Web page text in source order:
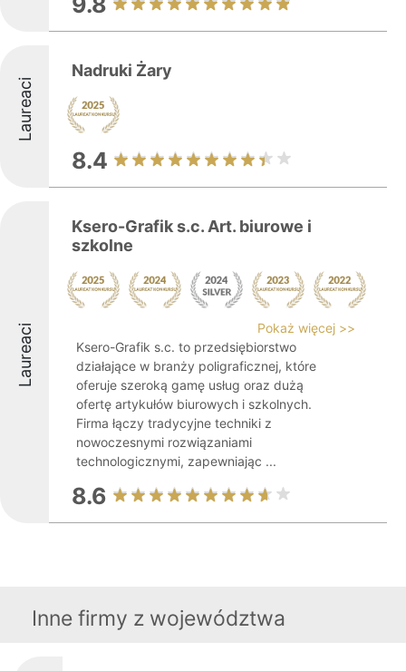
Laureaci
Nadruki Żary
8.4
Laureaci
Ksero-Grafik s.c. Art. biurowe i
szkolne
Pokaż więcej >>
Ksero-Grafik s.c. to przedsiębiorstwo
działające w branży poligraficznej, które
oferuje szeroką gamę usług oraz dużą
ofertę artykułów biurowych i szkolnych.
Firma łączy tradycyjne techniki z
nowoczesnymi rozwiązaniami
technologicznymi, zapewniając ...
8.6
Inne firmy z województwa